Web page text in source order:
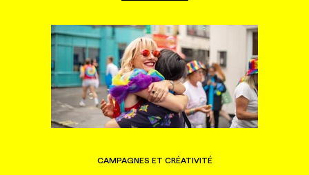
CAMPAGNES ET CRÉATIVITÉ